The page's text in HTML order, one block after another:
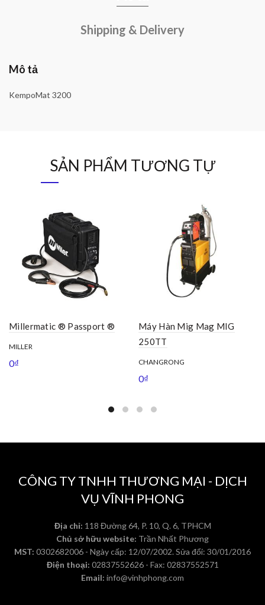
Shipping & Delivery
Mô tả
KempoMat 3200
SẢN PHẨM TƯƠNG TỰ
Millermatic ® Passport ®
MILLER
0₫
Máy Hàn Mig Mag MIG
250TT
CHANGRONG
0₫
CÔNG TY TNHH THƯƠNG MẠI - DỊCH
VỤ VĨNH PHONG
Địa chỉ: 118 Đường 64, P. 10, Q. 6, TPHCM
Chủ sở hữu website: Trần Nhất Phương
MST: 0302682006 - Ngày cấp: 12/07/2002. Sửa đổi: 30/01/2016
Điện thoại: 02837552626 - Fax: 02837552571
Email: info@vinhphong.com